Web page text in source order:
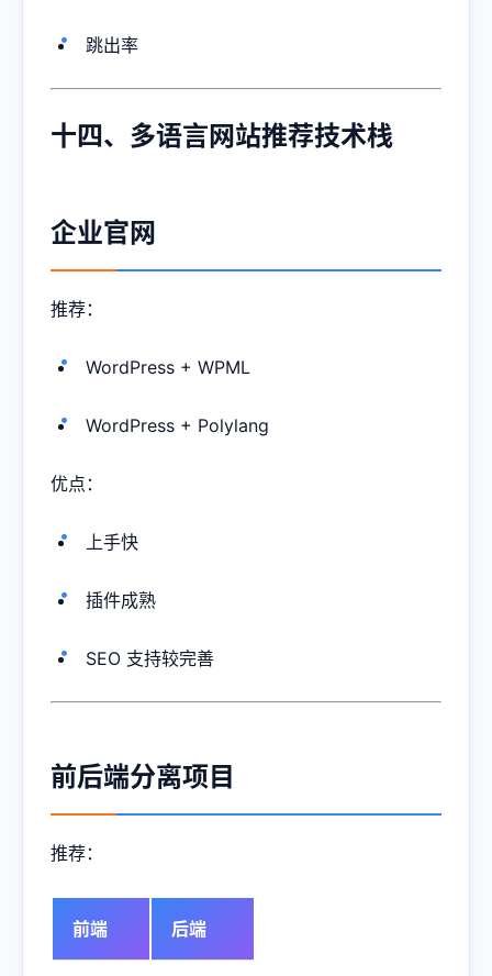
跳出率
十四、多语言网站推荐技术栈
企业官网
推荐：
WordPress + WPML
WordPress + Polylang
优点：
上手快
插件成熟
SEO 支持较完善
前后端分离项目
推荐：
前端 后端